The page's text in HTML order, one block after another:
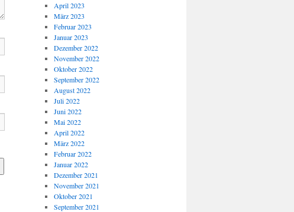
April 2023
März 2023
Februar 2023
Januar 2023
Dezember 2022
November 2022
Oktober 2022
September 2022
August 2022
Juli 2022
Juni 2022
Mai 2022
April 2022
März 2022
Februar 2022
Januar 2022
Dezember 2021
November 2021
Oktober 2021
September 2021